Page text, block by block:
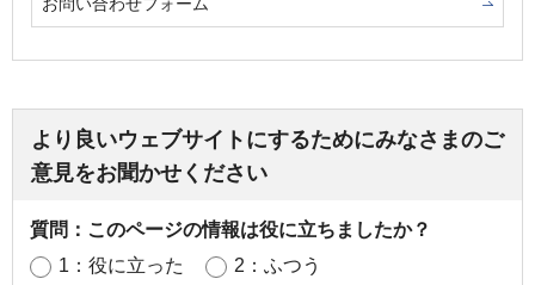
お問い合わせフォーム
より良いウェブサイトにするためにみなさまのご
意見をお聞かせください
質問：このページの情報は役に立ちましたか？
1：役に立った
2：ふつう